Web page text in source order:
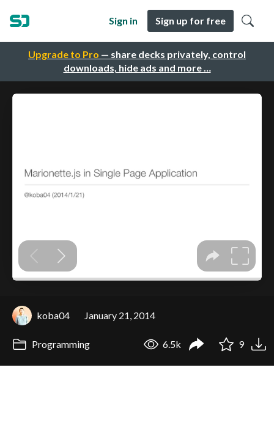
Upgrade to Pro — share decks privately, control
downloads, hide ads and more …
Sign in Sign up for free
koba04 January 21, 2014
Programming 6.5k 9